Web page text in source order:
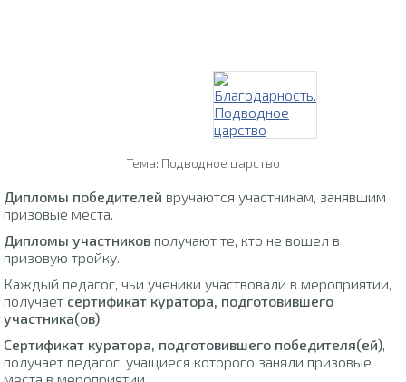
Тема: Подводное царство
Дипломы победителей вручаются участникам, занявшим
призовые места.
Дипломы участников получают те, кто не вошел в
призовую тройку.
Каждый педагог, чьи ученики участвовали в мероприятии,
получает сертификат куратора, подготовившего
участника(ов).
Сертификат куратора, подготовившего победителя(ей),
получает педагог, учащиеся которого заняли призовые